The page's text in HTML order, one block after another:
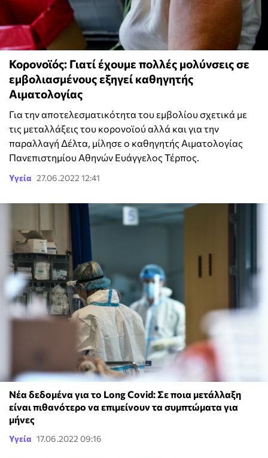
Κορονοϊός: Γιατί έχουμε πολλές μολύνσεις σε
εμβολιασμένους εξηγεί καθηγητής
Αιματολογίας
Για την αποτελεσματικότητα του εμβολίου σχετικά με
τις μεταλλάξεις του κορονοϊού αλλά και για την
παραλλαγή Δέλτα, μίλησε ο καθηγητής Αιματολογίας
Πανεπιστημίου Αθηνών Ευάγγελος Τέρπος.
Υγεία 27.06.2022 12:41
Νέα δεδομένα για το Long Covid: Σε ποια μετάλλαξη
είναι πιθανότερο να επιμείνουν τα συμπτώματα για
μήνες
Υγεία 17.06.2022 09:16